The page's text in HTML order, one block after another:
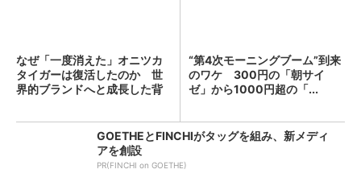
なぜ「一度消えた」オニツカ
タイガーは復活したのか 世
界的ブランドへと成長した背
“第4次モーニングブーム”到来
のワケ 300円の「朝サイ
ゼ」から1000円超の「...
GOETHEとFINCHIがタッグを組み、新メディ
アを創設
PR(FINCHI on GOETHE)